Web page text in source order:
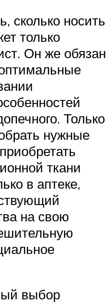
сколько носить
только
Он же обязан
Только
нужные
ткани
в аптеке,
на свою
выбор